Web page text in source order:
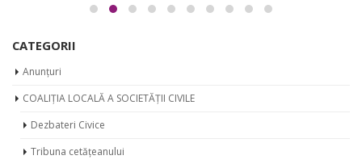
CATEGORII
Anunțuri
COALIȚIA LOCALĂ A SOCIETĂȚII CIVILE
Dezbateri Civice
Tribuna cetățeanului